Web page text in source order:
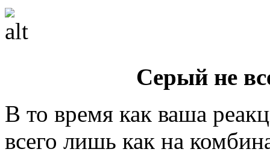
Серый не
В то время как ваша
всего лишь как на